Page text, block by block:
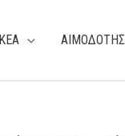
ΑΙΜΟΔΟΤΗΣ